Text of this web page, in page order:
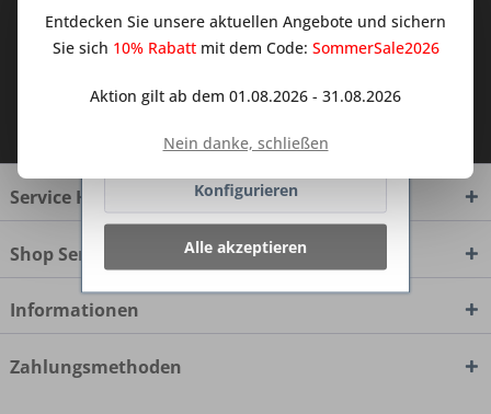
dem Traum Küchen - Shop.
Ich habe dieDatenschutzbestimmungen
Service Hotline
Shop Service
Informationen
Zahlungsmethoden
Entdecken Sie unsere aktuellen Angebote und sichern
Sie sich 10% Rabattmit dem Code: SommerSale2026
Aktion gilt ab dem 01.08.2026 - 31.08.2026
Nein danke, schließen
Netzwerken vereinfachen sollen,
werden nur mit Ihrer Zustimmung
Ablehnen
Konfigurieren
Alle akzeptieren